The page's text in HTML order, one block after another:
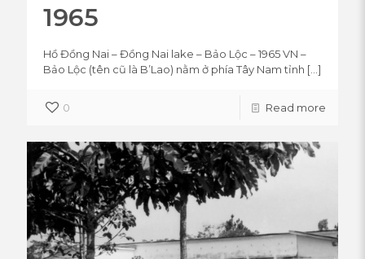
1965
Hồ Đồng Nai – Đồng Nai lake – Bảo Lộc – 1965 VN –
Bảo Lộc (tên cũ là B’Lao) nằm ở phía Tây Nam tỉnh […]
0 Read more